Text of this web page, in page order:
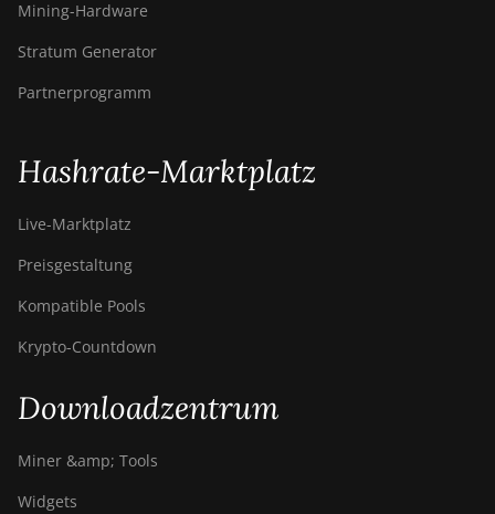
Mining-Hardware
Stratum Generator
Partnerprogramm
Hashrate-Marktplatz
Live-Marktplatz
Preisgestaltung
Kompatible Pools
Krypto-Countdown
Downloadzentrum
Miner &amp; Tools
Widgets